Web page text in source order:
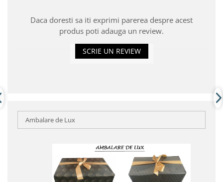
Daca doresti sa iti exprimi parerea despre acest
produs poti adauga un review.
SCRIE UN REVIEW
Ambalare de Lux